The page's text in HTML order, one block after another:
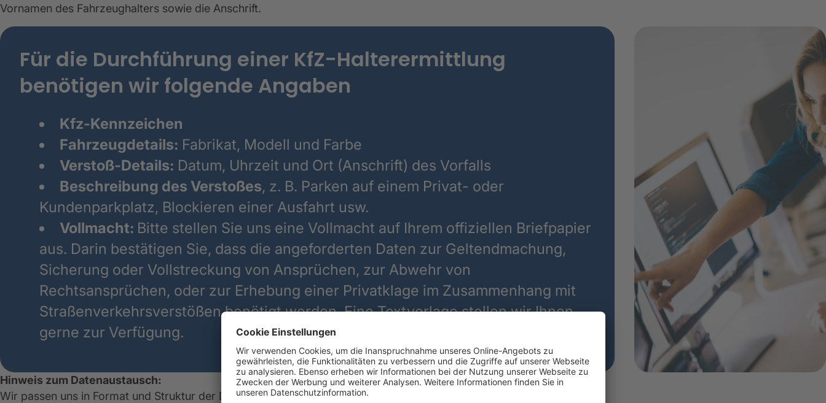
Vornamen des Fahrzeughalters sowie die Anschrift.
Für die Durchführung einer KfZ-Halterermittlung
benötigen wir folgende Angaben
Kfz-Kennzeichen
Fahrzeugdetails: Fabrikat, Modell und Farbe
Verstoß-Details: Datum, Uhrzeit und Ort (Anschrift) des Vorfalls
Beschreibung des Verstoßes, z. B. Parken auf einem Privat- oder
Kundenparkplatz, Blockieren einer Ausfahrt usw.
Vollmacht: Bitte stellen Sie uns eine Vollmacht auf Ihrem offiziellen Briefpapier
aus. Darin bestätigen Sie, dass die angeforderten Daten zur Geltendmachung,
Sicherung oder Vollstreckung von Ansprüchen, zur Abwehr von
Rechtsansprüchen, oder zur Erhebung einer Privatklage im Zusammenhang mit
Straßenverkehrsverstößen benötigt werden. Eine Textvorlage stellen wir Ihnen
gerne zur Verfügung.
Hinweis zum Datenaustausch:
Wir passen uns in Format und Struktur der Datenübermittlung an Ihre spezifischen Anforderungen an.